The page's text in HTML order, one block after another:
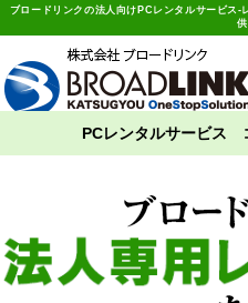
ブロードリンクの法人向けPCレンタルサービス
供
PCレンタルサービス